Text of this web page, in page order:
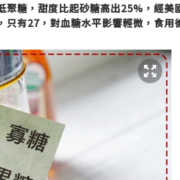
聚糖，甜度比起砂糖高出25%， 經美
只有27， 對血糖水平影響輕微， 食用